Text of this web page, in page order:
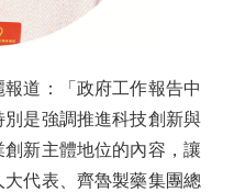
道：「政府工作報告中
是強調推進科技創新與
新主體地位的內容，讓
代表、齊魯製藥集團總